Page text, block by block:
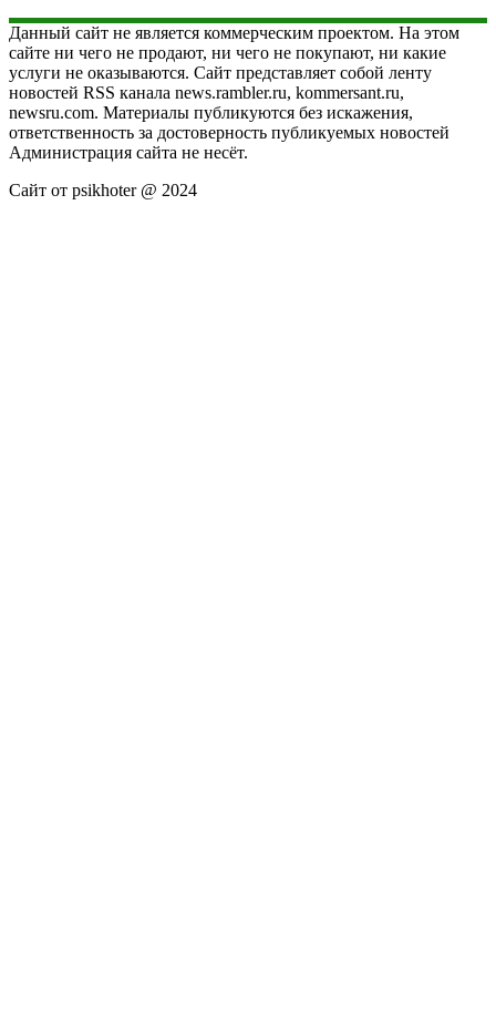
Данный сайт не является коммерческим проектом. На этом
сайте ни чего не продают, ни чего не покупают, ни какие
услуги не оказываются. Сайт представляет собой ленту
новостей RSS канала news.rambler.ru, kommersant.ru,
newsru.com. Материалы публикуются без искажения,
ответственность за достоверность публикуемых новостей
Администрация сайта не несёт.
Сайт от psikhoter @ 2024